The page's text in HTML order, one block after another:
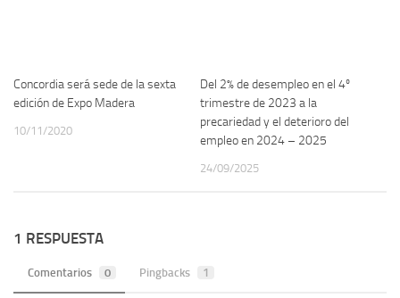
Concordia será sede de la sexta
edición de Expo Madera
10/11/2020
Del 2% de desempleo en el 4º
trimestre de 2023 a la
precariedad y el deterioro del
empleo en 2024 – 2025
24/09/2025
1 RESPUESTA
Comentarios 0 Pingbacks 1